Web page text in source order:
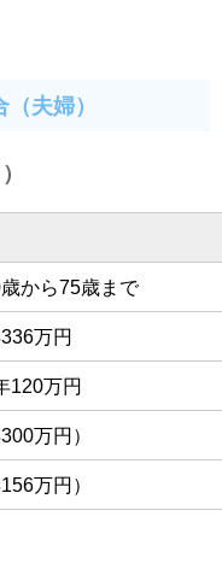
夫婦）
から75歳まで
万円
120万円
万円）
万円）